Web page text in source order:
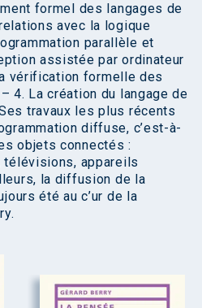
formel des langages de
avec la logique
parallèle et
assistée par ordinateur
vérification formelle des
4. La création du langage de
travaux les plus récents
diffuse, c’est-à-
objets connectés :
télévisions, appareils
la diffusion de la
été au c’ur de la